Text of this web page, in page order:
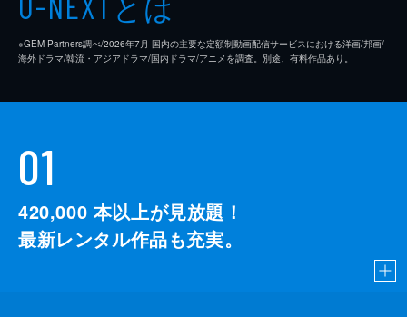
※GEM Partners調べ/2026年7⽉ 国内の主要な定額制動画配信サービスにおける洋画/邦画/
海外ドラマ/韓流・アジアドラマ/国内ドラマ/アニメを調査。別途、有料作品あり。
01
420,000 本以上が見放題！
最新レンタル作品も充実。